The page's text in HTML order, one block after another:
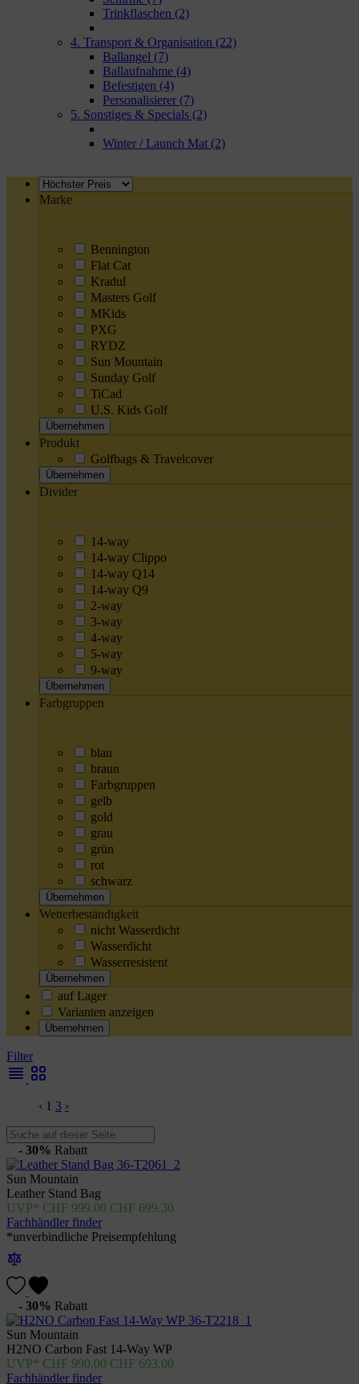
Trinkflaschen (2)
4. Transport & Organisation (22)
Ballangel (7)
Ballaufnahme (4)
Befestigen (4)
Personalisierer (7)
5. Sonstiges & Specials (2)
Winter / Launch Mat (2)
Marke
Bennington
Flat Cat
Kradul
Masters Golf
MKids
PXG
RYDZ
Sun Mountain
Sunday Golf
TiCad
U.S. Kids Golf
Übernehmen
Produkt
Golfbags & Travelcover
Übernehmen
Divider
14-way
14-way Clippo
14-way Q14
14-way Q9
2-way
3-way
4-way
5-way
9-way
Übernehmen
Farbgruppen
blau
braun
Farbgruppen
gelb
gold
grau
grün
rot
schwarz
Übernehmen
Wetterbeständigkeit
nicht Wasserdicht
Wasserdicht
Wasserresistent
Übernehmen
auf Lager
Varianten anzeigen
Übernehmen
Filter
‹ 1 3 ›
- 30% Rabatt
Sun Mountain
Leather Stand Bag
CHF 999.00 CHF 699.30
Fachhändler finder
*unverbindliche Preisempfehlung
- 30% Rabatt
Sun Mountain
H2NO Carbon Fast 14-Way WP
CHF 990.00 CHF 693.00
Fachhändler finder